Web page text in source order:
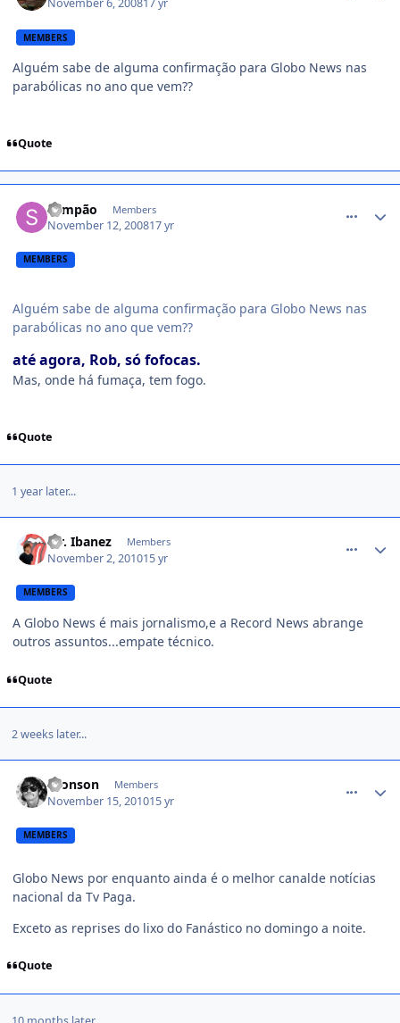
November 6, 200817 yr
MEMBERS
Alguém sabe de alguma confirmação para Globo News nas
parabólicas no ano que vem??
Quote
Sampão Members
November 12, 200817 yr
MEMBERS
Alguém sabe de alguma confirmação para Globo News nas
parabólicas no ano que vem??
até agora, Rob, só fofocas.
Mas, onde há fumaça, tem fogo.
Quote
1 year later...
Mr. Ibanez Members
November 2, 201015 yr
MEMBERS
A Globo News é mais jornalismo,e a Record News abrange
outros assuntos...empate técnico.
Quote
2 weeks later...
Bronson Members
November 15, 201015 yr
MEMBERS
Globo News por enquanto ainda é o melhor canalde notícias
nacional da Tv Paga.
Exceto as reprises do lixo do Fanástico no domingo a noite.
Quote